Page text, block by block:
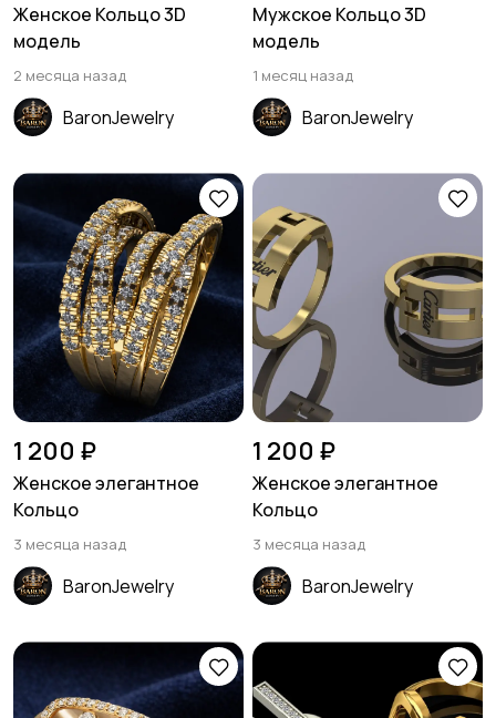
Женское Кольцо 3D
модель
2 месяца назад
BaronJewelry
Мужское Кольцо 3D
модель
1 месяц назад
BaronJewelry
1 200 ₽
Женское элегантное
Кольцо
3 месяца назад
BaronJewelry
1 200 ₽
Женское элегантное
Кольцо
3 месяца назад
BaronJewelry